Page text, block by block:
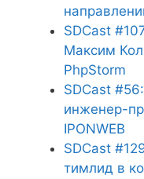
SDCast
Максим
PhpStorm
SDCast
инженер-
IPONWEB
SDCast
тимлид в